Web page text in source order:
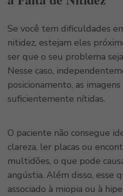
Se você tem dificuldades
nitidez, estejam eles
ser que o seu problema
Nesse caso,
posicionamento, as
suficientemente nítidas.
O paciente não consegue
clareza, ler placas ou
multidões, o que pode
angústia. Além disso, esse
associado à miopia ou à